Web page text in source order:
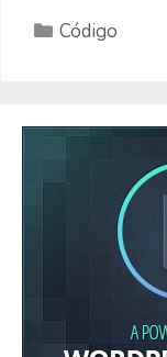
Categorias
Código